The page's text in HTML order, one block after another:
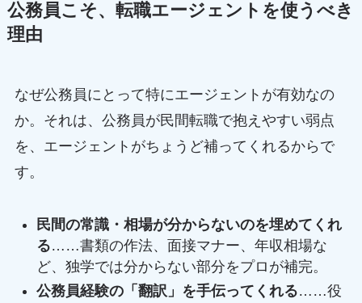
公務員こそ、転職エージェントを使うべき
理由
なぜ公務員にとって特にエージェントが有効なの
か。それは、公務員が民間転職で抱えやすい弱点
を、エージェントがちょうど補ってくれるからで
す。
民間の常識・相場が分からないのを埋めてくれ
る……書類の作法、面接マナー、年収相場な
ど、独学では分からない部分をプロが補完。
公務員経験の「翻訳」を手伝ってくれる……役